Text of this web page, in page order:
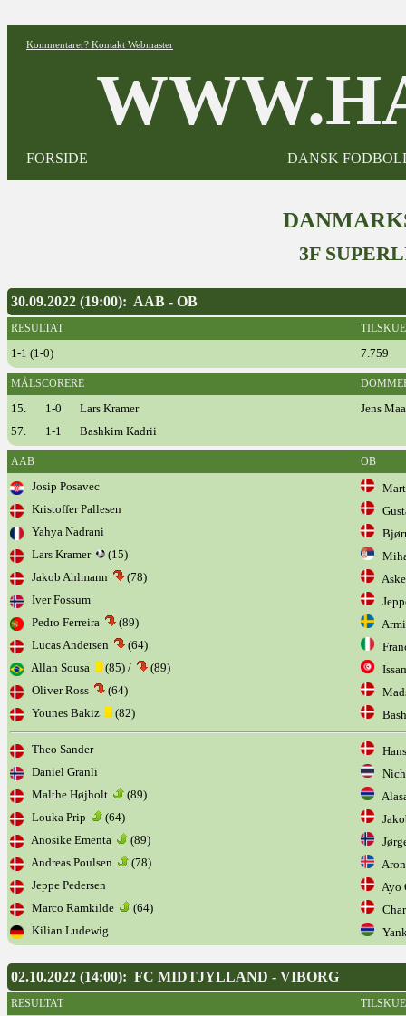
Kommentarer? Kontakt Webmaster
FORSIDE DANSK
3F
30.09.2022 (19:00): AAB - OB
RESULTAT
1-1 (1-0) 7.759
MÅLSCORERE
15. 1-0 Lars Kramer
Jens
57.
1-1 Bashkim Kadrii
AAB OB
Josip Posavec
Kristoffer Pallesen
Yahya Nadrani
Lars Kramer
(15)
Jakob Ahlmann
(78)
Iver Fossum
Pedro Ferreira
(89)
Lucas Andersen
(64)
Allan Sousa
(85) / (89)
Oliver Ross
(64)
Younes Bakiz
(82)
Theo Sander
Daniel Granli
Malthe Højholt
(89)
Louka Prip
(64)
Anosike Ementa
(89)
Andreas Poulsen
(78)
Jeppe Pedersen
Ayo
Marco Ramkilde
(64)
Kilian Ludewig
02.10.2022 (14:00): FC MIDTJYLLAND - VIBORG
RESULTAT